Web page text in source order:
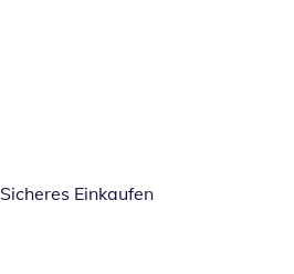
Sicheres Einkaufen